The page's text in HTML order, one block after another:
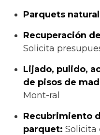
Parquets
Recuperación
Solicita
Lijado, pulido,
de pisos de
Mont-ral
Recubrimiento
parquet: Solicita